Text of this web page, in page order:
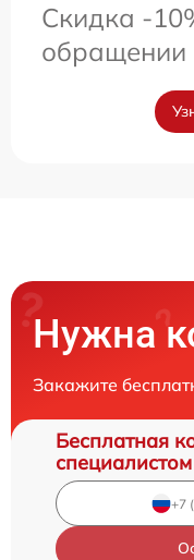
Скидка -
обращении
Нужна
Закажите
Бесплатная
специалистом